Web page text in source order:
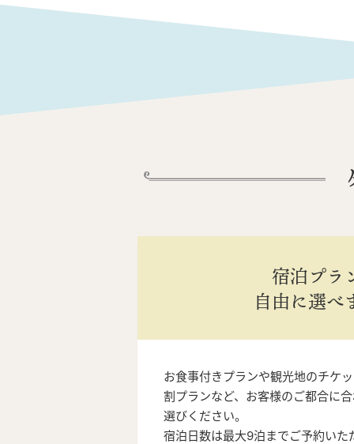
宿泊プラ
自由に選べ
お食事付きプランや観光地のチケ
割プランなど、お客様のご都合に
選びください。
宿泊日数は最大9泊までご予約いた